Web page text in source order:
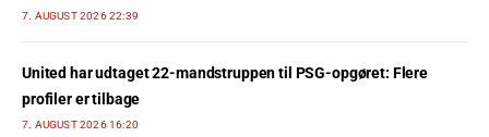
7. AUGUST 2026 22:39
United har udtaget 22-mandstruppen til PSG-opgøret: Flere
profiler er tilbage
7. AUGUST 2026 16:20